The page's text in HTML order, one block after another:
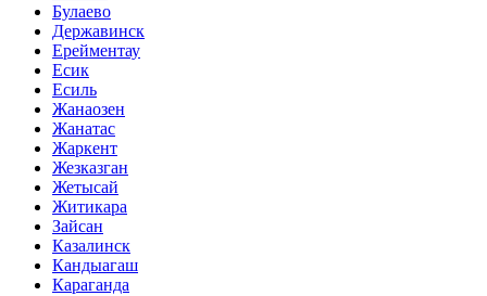
Булаево
Державинск
Ерейментау
Есик
Есиль
Жанаозен
Жанатас
Жаркент
Жезказган
Жетысай
Житикара
Зайсан
Казалинск
Кандыагаш
Караганда